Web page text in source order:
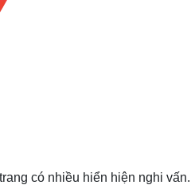
Sao Việt
có nhiều hiển hiện nghi vấn.